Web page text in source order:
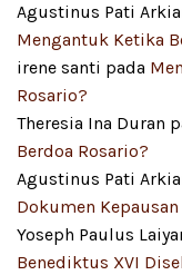
Agustinus Pati
Mengantuk Ketika
irene santi pada
Rosario?
Theresia Ina Duran
Berdoa Rosario?
Agustinus Pati
Dokumen Kepausan
Yoseph Paulus
Benediktus XVI